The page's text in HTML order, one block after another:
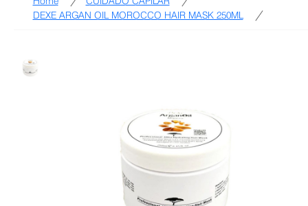
DEXE ARGAN OIL MOROCCO HAIR MASK 250ML